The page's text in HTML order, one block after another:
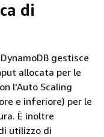
di
gestisce
allocata per le
l'Auto Scaling
e inferiore) per le
È inoltre
utilizzo di